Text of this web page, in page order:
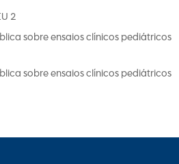
2
sobre ensaios clínicos pediátricos
sobre ensaios clínicos pediátricos